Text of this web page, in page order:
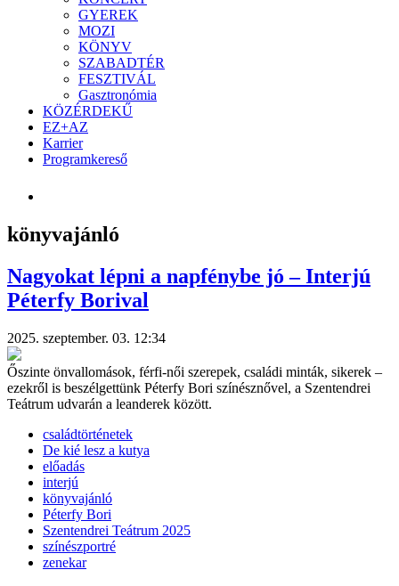
GYEREK
MOZI
KÖNYV
SZABADTÉR
FESZTIVÁL
Gasztronómia
KÖZÉRDEKŰ
EZ+AZ
Karrier
Programkereső
könyvajánló
Nagyokat lépni a napfénybe jó – Interjú
Péterfy Borival
2025. szeptember. 03. 12:34
Őszinte önvallomások, férfi-női szerepek, családi minták, sikerek –
ezekről is beszélgettünk Péterfy Bori színésznővel, a Szentendrei
Teátrum udvarán a leanderek között.
családtörténetek
De kié lesz a kutya
előadás
interjú
könyvajánló
Péterfy Bori
Szentendrei Teátrum 2025
színészportré
zenekar